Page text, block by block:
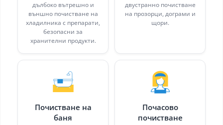
дълбоко вътрешно и
външно почистване на
хладилника с препарати,
безопасни за
хранителни продукти.
двустранно почистване
на прозорци, дограми и
щори.
Почистване на
баня
Почасово
почистване